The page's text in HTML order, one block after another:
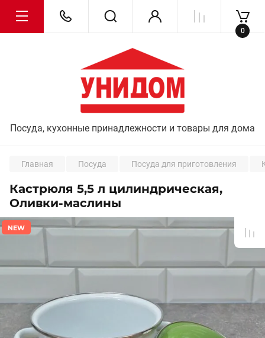
Посуда, кухонные принадлежности и товары для дома
0
Главная Посуда Посуда для приготовления
Кастрюля 5,5 л цилиндрическая,
Оливки-маслины
NEW